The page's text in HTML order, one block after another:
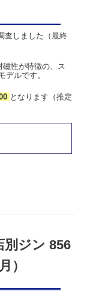
査しました（最終
性が特徴の、ス
デルです。
となります（推定
別ジン 856
）